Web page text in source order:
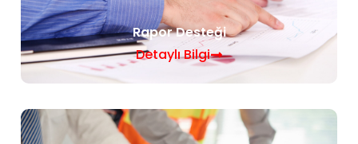
Rapor Desteği
Detaylı Bilgi